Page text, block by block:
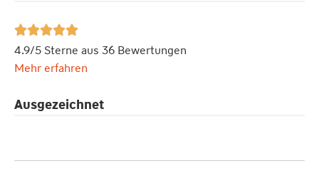

4.9/5 Sterne aus 36 Bewertungen
Mehr erfahren
Ausgezeichnet